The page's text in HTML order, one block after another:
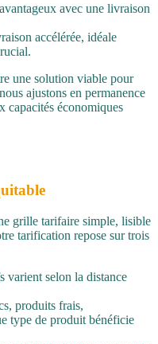
avec une livraison
accélérée, idéale
une solution viable pour
ajustons en permanence
capacités économiques
grille tarifaire simple, lisible
tarification repose sur trois
varient selon la distance
produits frais,
type de produit bénéficie